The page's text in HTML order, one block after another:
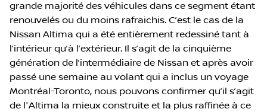
grande majorité des véhicules dans ce segment étant
renouvelés ou du moins rafraichis. C’est le cas de la
Nissan Altima qui a été entièrement redessiné tant à
l’intérieur qu’à l’extérieur. Il s’agit de la cinquième
génération de l’intermédiaire de Nissan et après avoir
passé une semaine au volant qui a inclus un voyage
Montréal-Toronto, nous pouvons confirmer qu’il s’agit
de l'Altima la mieux construite et la plus raffinée à ce